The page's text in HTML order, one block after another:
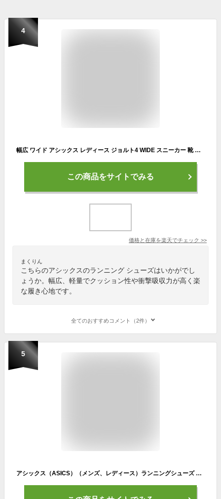
4
幅広 ワイド アシックス レディース ジョルト4 WIDE スニーカー 靴 シューズ ランニング ジョギング トレーニング 部活 ウォーキング 紐 ローカット ホワイト 白 ブラック 黒 送料無料 asics 1012B422
この商品をサイトでみる
価格と在庫を楽天でチェック >>
まくりん
こちらのアシックスのランニング シューズはいかがでし
ょうか。幅広、軽量でクッション性や衝撃吸収力が高く楽
な履き心地です。
全てのおすすめコメント（2件）
5
アシックス（ASICS）（メンズ、レディース）ランニングシューズ トレーニングシューズ 部活 S4 1013A129.100